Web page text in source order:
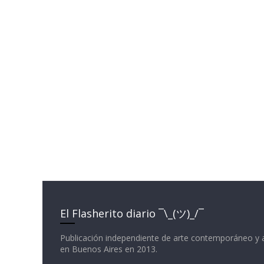
El Flasherito diario ¯\_(ツ)_/¯
Publicación independiente de arte contemporáneo y
en Buenos Aires en 2013.